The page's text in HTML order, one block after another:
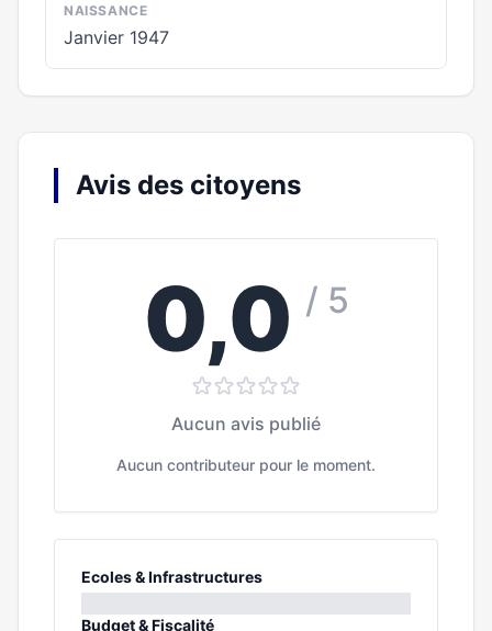
NAISSANCE
Janvier 1947
Avis des citoyens
0,0 / 5
Aucun avis publié
Aucun contributeur pour le moment.
Ecoles & Infrastructures
0%
Budget & Fiscalité